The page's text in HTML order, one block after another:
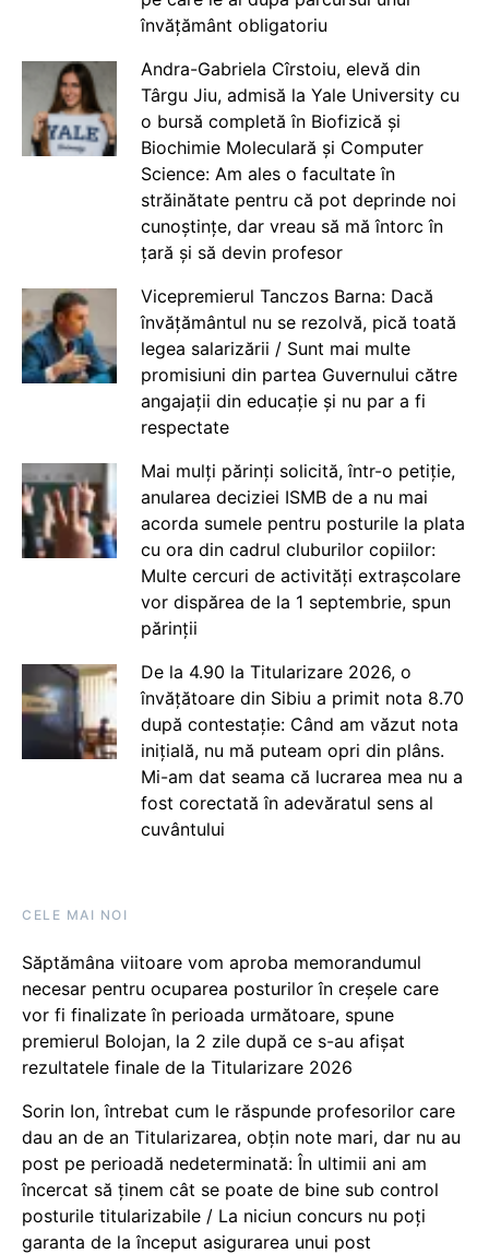
învățământ obligatoriu
Andra-Gabriela Cîrstoiu, elevă din
Târgu Jiu, admisă la Yale University cu
o bursă completă în Biofizică și
Biochimie Moleculară și Computer
Science: Am ales o facultate în
străinătate pentru că pot deprinde noi
cunoștințe, dar vreau să mă întorc în
țară și să devin profesor
Vicepremierul Tanczos Barna: Dacă
învățământul nu se rezolvă, pică toată
legea salarizării / Sunt mai multe
promisiuni din partea Guvernului către
angajații din educație și nu par a fi
respectate
Mai mulți părinți solicită, într-o petiție,
anularea deciziei ISMB de a nu mai
acorda sumele pentru posturile la plata
cu ora din cadrul cluburilor copiilor:
Multe cercuri de activități extrașcolare
vor dispărea de la 1 septembrie, spun
părinții
De la 4.90 la Titularizare 2026, o
învățătoare din Sibiu a primit nota 8.70
după contestație: Când am văzut nota
inițială, nu mă puteam opri din plâns.
Mi-am dat seama că lucrarea mea nu a
fost corectată în adevăratul sens al
cuvântului
CELE MAI NOI
Săptămâna viitoare vom aproba memorandumul
necesar pentru ocuparea posturilor în creșele care
vor fi finalizate în perioada următoare, spune
premierul Bolojan, la 2 zile după ce s-au afișat
rezultatele finale de la Titularizare 2026
Sorin Ion, întrebat cum le răspunde profesorilor care
dau an de an Titularizarea, obțin note mari, dar nu au
post pe perioadă nedeterminată: În ultimii ani am
încercat să ținem cât se poate de bine sub control
posturile titularizabile / La niciun concurs nu poți
garanta de la început asigurarea unui post